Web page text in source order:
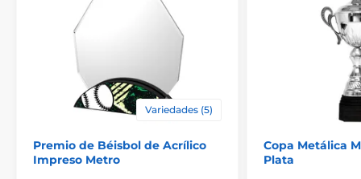
Variedades (5)
Premio de Béisbol de Acrílico
Impreso Metro
Copa Metálica
Plata